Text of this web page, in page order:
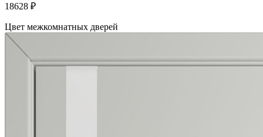
18628 ₽
Цвет межкомнатных дверей